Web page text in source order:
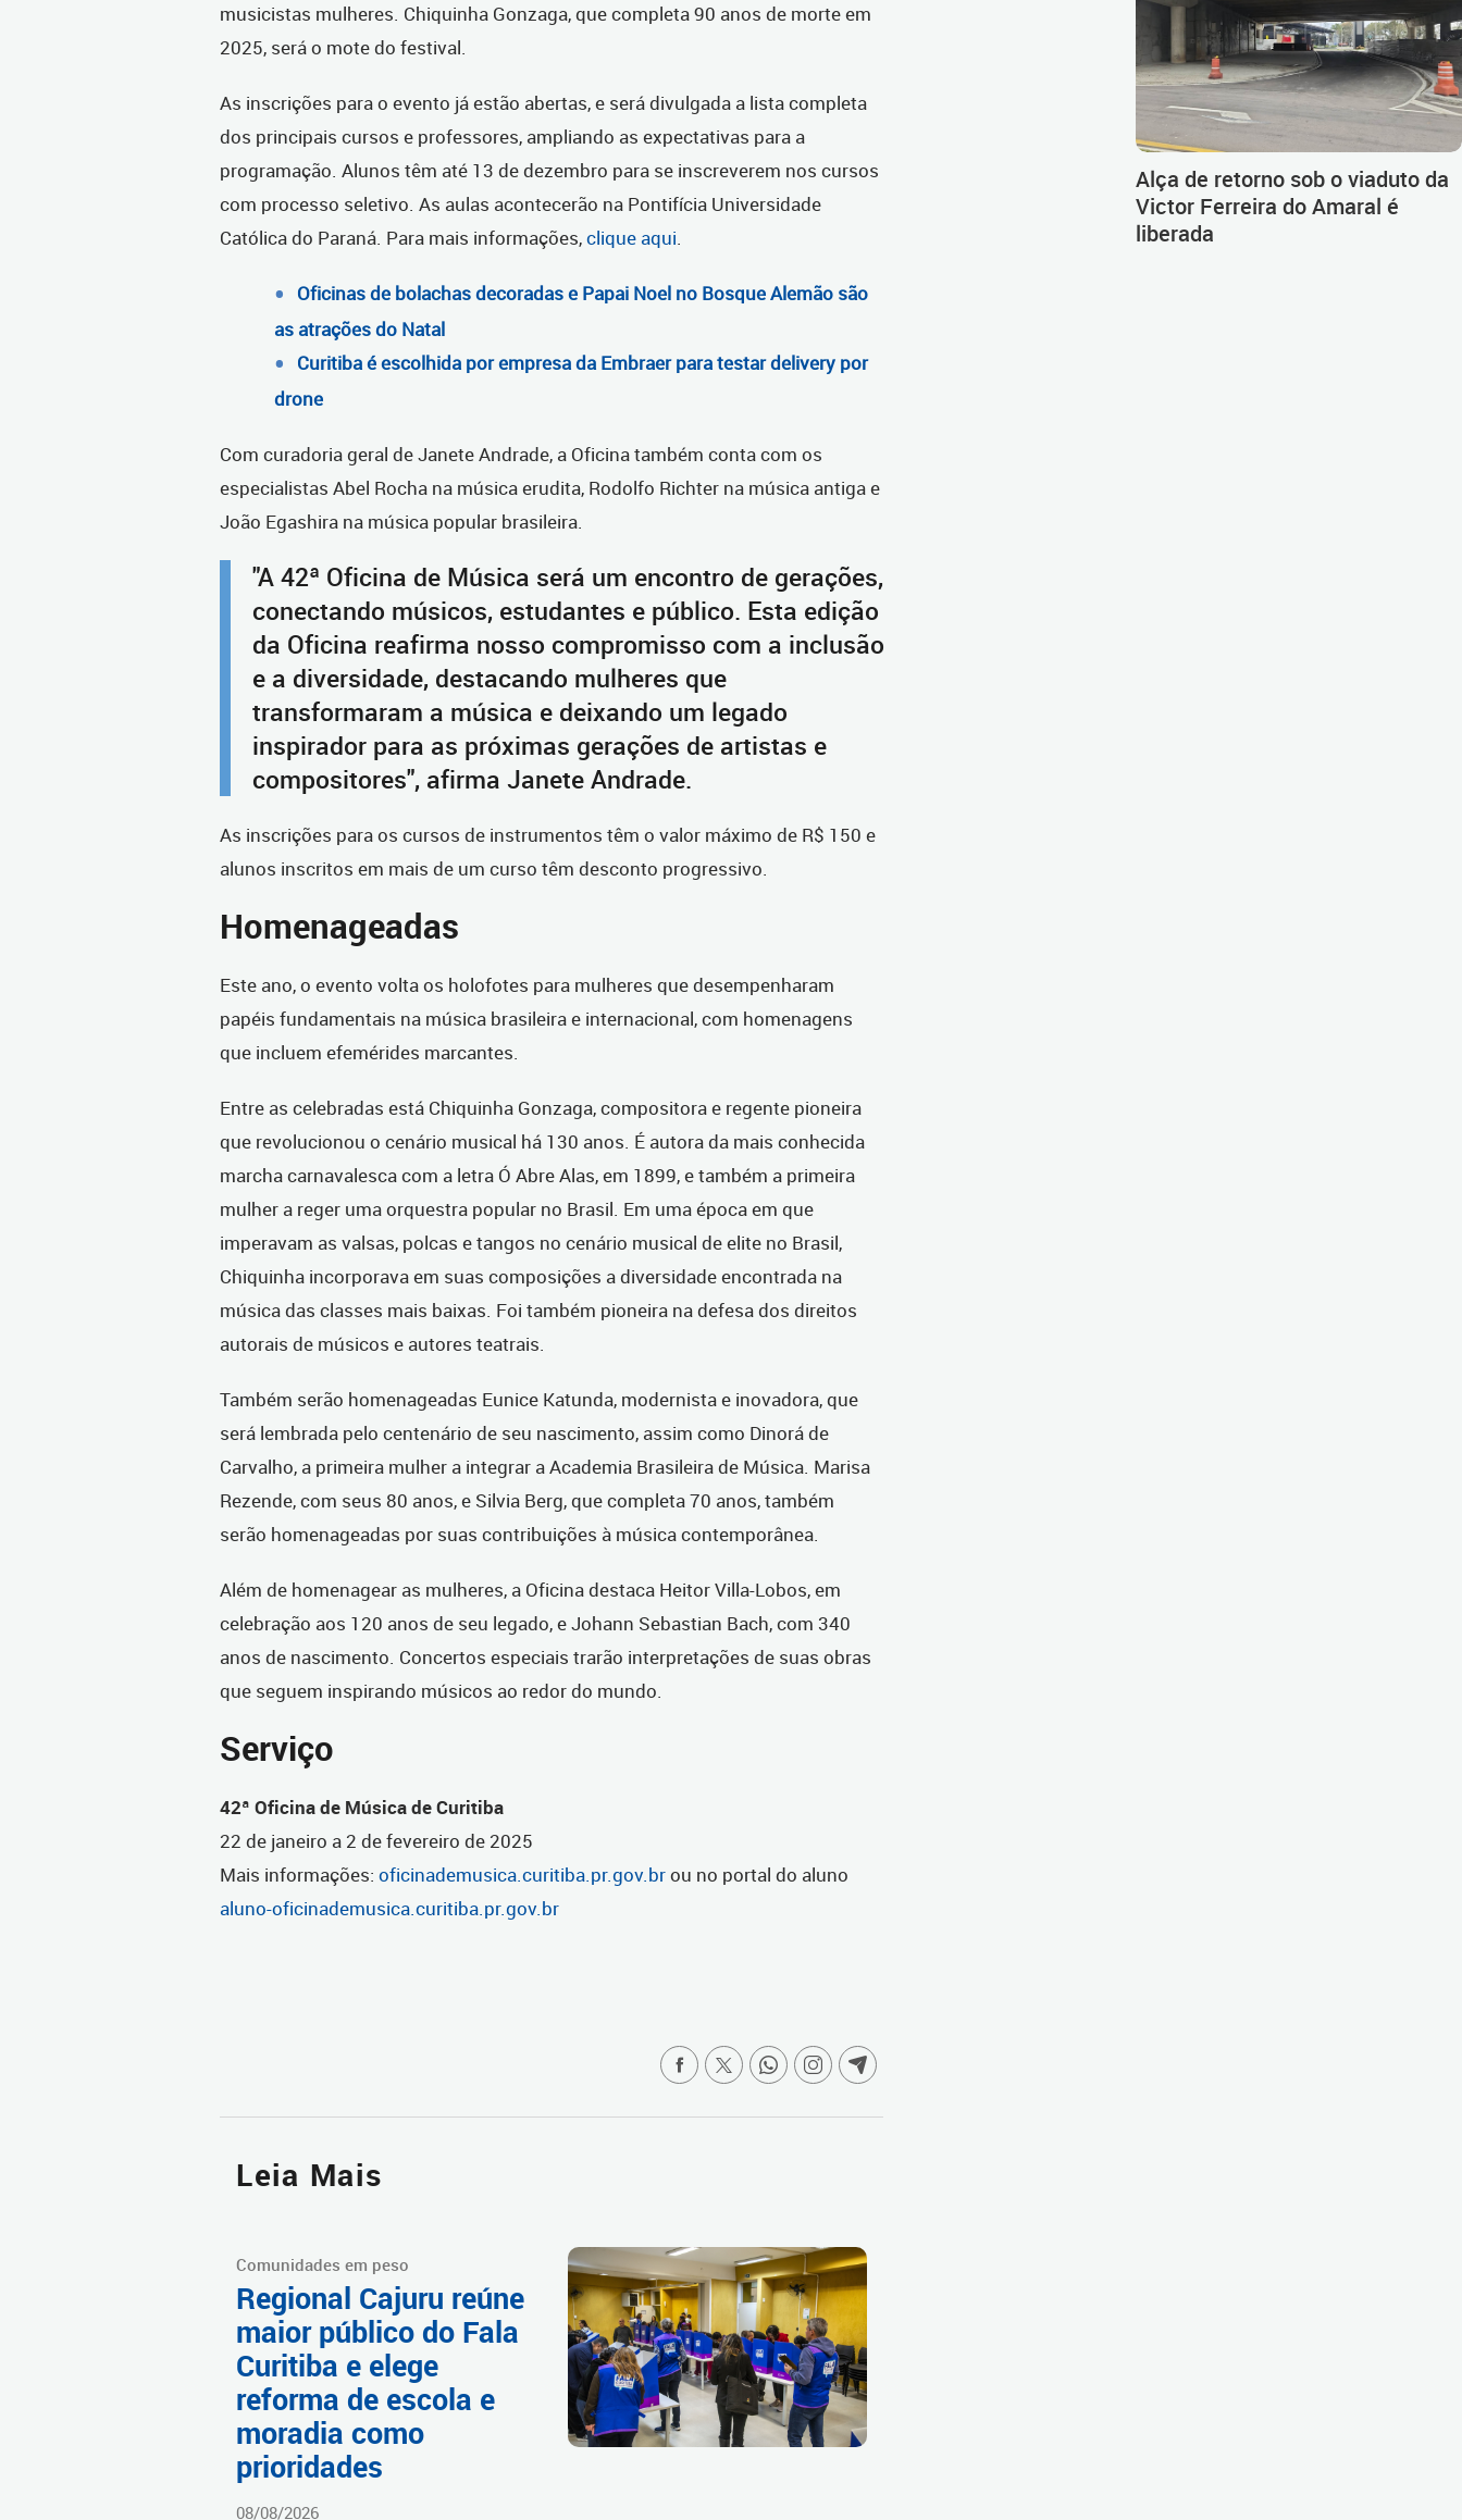
musicistas mulheres. Chiquinha Gonzaga, que completa 90 anos de morte em
2025, será o mote do festival.
As inscrições para o evento já estão abertas, e será divulgada a lista completa
dos principais cursos e professores, ampliando as expectativas para a
programação. Alunos têm até 13 de dezembro para se inscreverem nos cursos
com processo seletivo. As aulas acontecerão na Pontifícia Universidade
Católica do Paraná. Para mais informações,clique aqui.
Oficinas de bolachas decoradas e Papai Noel no Bosque Alemão são
as atrações do Natal
Curitiba é escolhida por empresa da Embraer para testar delivery por
drone
Com curadoria geral de Janete Andrade, a Oficina também conta com os
especialistas Abel Rocha na música erudita, Rodolfo Richter na música antiga e
João Egashira na música popular brasileira.
"A 42ª Oficina de Música será um encontro de gerações,
conectando músicos, estudantes e público. Esta edição
da Oficina reafirma nosso compromisso com a inclusão
e a diversidade, destacando mulheres que
transformaram a música e deixando um legado
inspirador para as próximas gerações de artistas e
compositores", afirma Janete Andrade.
As inscrições para os cursos de instrumentos têm o valor máximo de R$ 150 e
alunos inscritos em mais de um curso têm desconto progressivo.
Homenageadas
Este ano, o evento volta os holofotes para mulheres que desempenharam
papéis fundamentais na música brasileira e internacional, com homenagens
que incluem efemérides marcantes.
Entre as celebradas está Chiquinha Gonzaga, compositora e regente pioneira
que revolucionou o cenário musical há 130 anos. É autora da mais conhecida
marcha carnavalesca com a letra Ó Abre Alas, em 1899, e também a primeira
mulher a reger uma orquestra popular no Brasil. Em uma época em que
imperavam as valsas, polcas e tangos no cenário musical de elite no Brasil,
Chiquinha incorporava em suas composições a diversidade encontrada na
música das classes mais baixas. Foi também pioneira na defesa dos direitos
autorais de músicos e autores teatrais.
Também serão homenageadas Eunice Katunda, modernista e inovadora, que
será lembrada pelo centenário de seu nascimento, assim como Dinorá de
Carvalho, a primeira mulher a integrar a Academia Brasileira de Música. Marisa
Rezende, com seus 80 anos, e Silvia Berg, que completa 70 anos, também
serão homenageadas por suas contribuições à música contemporânea.
Além de homenagear as mulheres, a Oficina destaca Heitor Villa-Lobos, em
celebração aos 120 anos de seu legado, e Johann Sebastian Bach, com 340
anos de nascimento. Concertos especiais trarão interpretações de suas obras
que seguem inspirando músicos ao redor do mundo.
Serviço
42ª Oficina de Música de Curitiba
22 de janeiro a 2 de fevereiro de 2025
Mais informações: oficinademusica.curitiba.pr.gov.brou no portal do aluno
aluno-oficinademusica.curitiba.pr.gov.br
Leia Mais
Comunidades em peso
Regional Cajuru reúne
maior público do Fala
Curitiba e elege
reforma de escola e
moradia como
prioridades
08/08/2026
Alça de retorno sob o viaduto da
Victor Ferreira do Amaral é
liberada